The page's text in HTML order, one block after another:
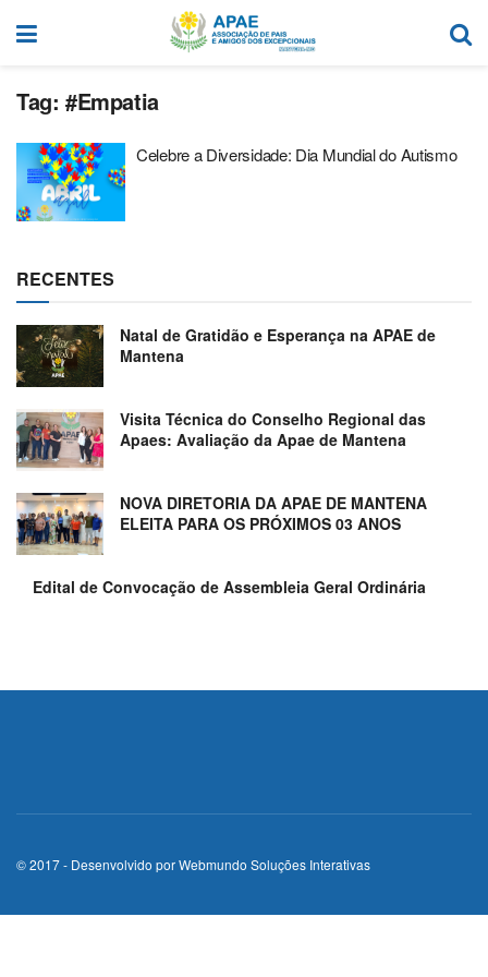
Tag: #Empatia
Celebre a Diversidade: Dia Mundial do Autismo
RECENTES
Natal de Gratidão e Esperança na APAE de
Mantena
Visita Técnica do Conselho Regional das
Apaes: Avaliação da Apae de Mantena
NOVA DIRETORIA DA APAE DE MANTENA
ELEITA PARA OS PRÓXIMOS 03 ANOS
Edital de Convocação de Assembleia Geral Ordinária
© 2017 - Desenvolvido porWebmundo Soluções Interativas